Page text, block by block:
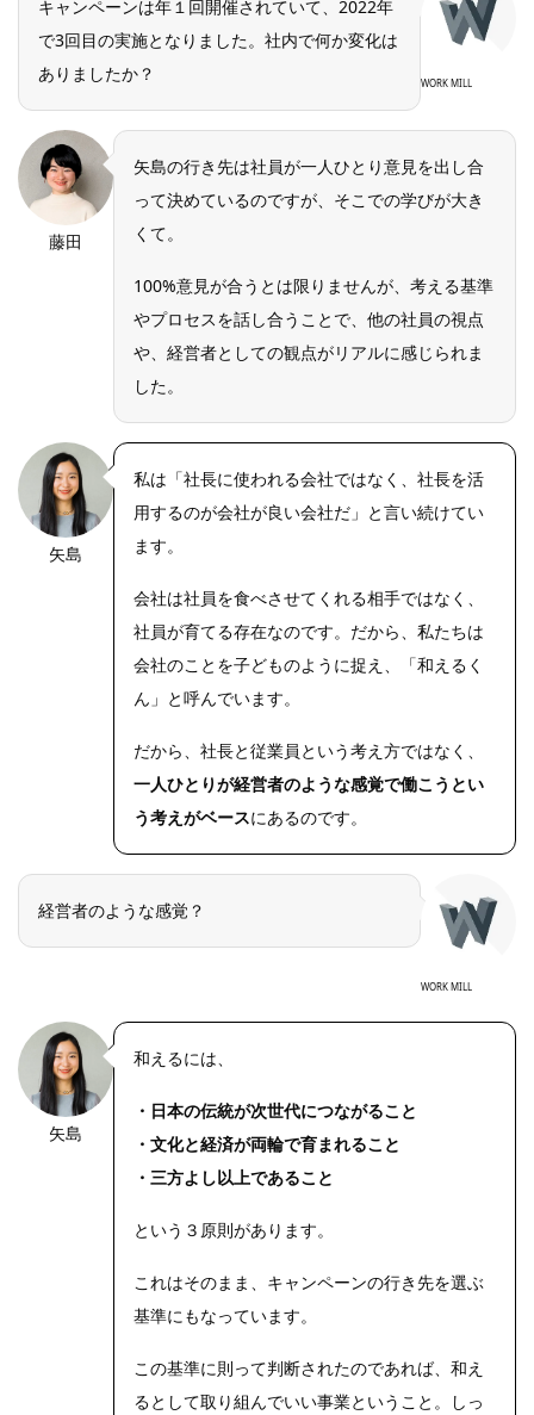
キャンペーンは年１回開催されていて、2022年
で3回目の実施となりました。社内で何か変化は
ありましたか？
WORK MILL
藤田
矢島の行き先は社員が一人ひとり意見を出し合
って決めているのですが、そこでの学びが大き
くて。
100%意見が合うとは限りませんが、考える基準
やプロセスを話し合うことで、他の社員の視点
や、経営者としての観点がリアルに感じられま
した。
矢島
私は「社長に使われる会社ではなく、社長を活
用するのが会社が良い会社だ」と言い続けてい
ます。
会社は社員を食べさせてくれる相手ではなく、
社員が育てる存在なのです。だから、私たちは
会社のことを子どものように捉え、「和えるく
ん」と呼んでいます。
だから、社長と従業員という考え方ではなく、
一人ひとりが経営者のような感覚で働こうとい
う考えがベースにあるのです。
経営者のような感覚？
WORK MILL
矢島
和えるには、
・日本の伝統が次世代につながること
・文化と経済が両輪で育まれること
・三方よし以上であること
という３原則があります。
これはそのまま、キャンペーンの行き先を選ぶ
基準にもなっています。
この基準に則って判断されたのであれば、和え
るとして取り組んでいい事業ということ。しっ